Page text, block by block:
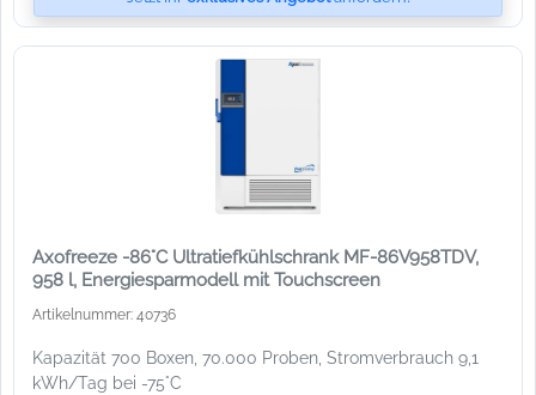
Axofreeze -86°C Ultratiefkühlschrank MF-86V958TDV,
958 l, Energiesparmodell mit Touchscreen
Artikelnummer: 40736
Kapazität 700 Boxen, 70.000 Proben, Stromverbrauch 9,1
kWh/Tag bei -75°C